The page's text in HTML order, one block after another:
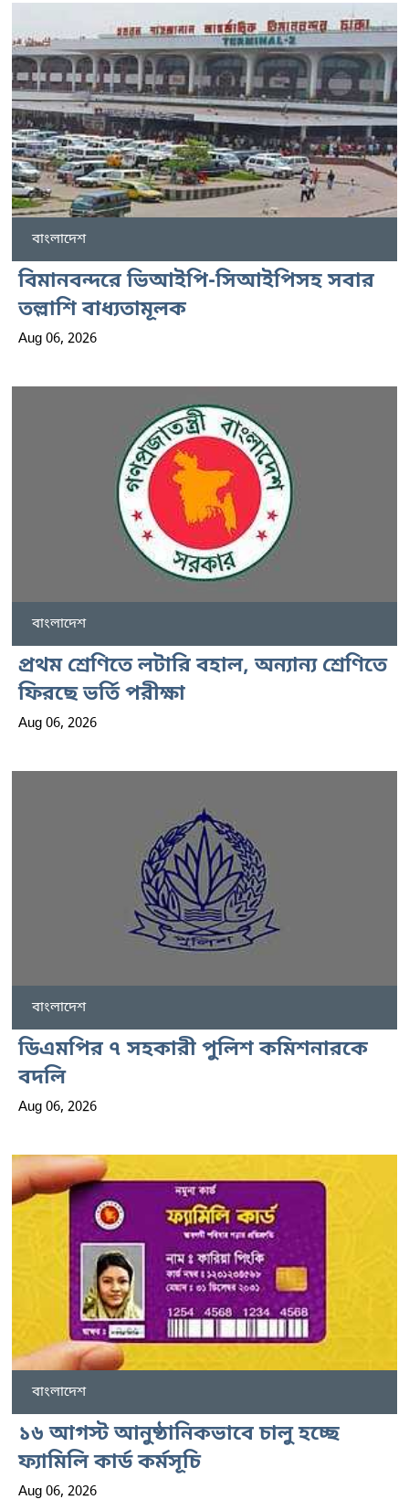
বাংলাদেশ
বিমানবন্দরে ভিআইপি-সিআইপিসহ সবার
তল্লাশি বাধ্যতামূলক
Aug 06, 2026
বাংলাদেশ
প্রথম শ্রেণিতে লটারি বহাল, অন্যান্য শ্রেণিতে
ফিরছে ভর্তি পরীক্ষা
Aug 06, 2026
বাংলাদেশ
ডিএমপির ৭ সহকারী পুলিশ কমিশনারকে
বদলি
Aug 06, 2026
বাংলাদেশ
১৬ আগস্ট আনুষ্ঠানিকভাবে চালু হচ্ছে
ফ্যামিলি কার্ড কর্মসূচি
Aug 06, 2026